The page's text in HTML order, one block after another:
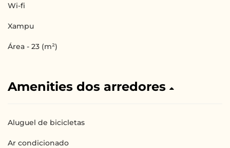
Wi-fi
Xampu
Área - 23 (m²)
Amenities dos arredores
Aluguel de bicicletas
Ar condicionado